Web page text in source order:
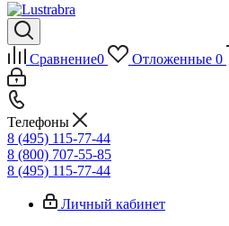
Сравнение0 Отложенные 0
Телефоны
8 (495) 115-77-44
8 (800) 707-55-85
8 (495) 115-77-44
Личный кабинет